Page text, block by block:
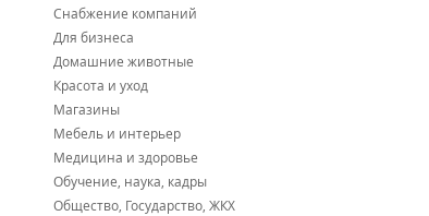
Снабжение компаний
Для бизнеса
Домашние животные
Красота и уход
Магазины
Мебель и интерьер
Медицина и здоровье
Обучение, наука, кадры
Общество, Государство, ЖКХ